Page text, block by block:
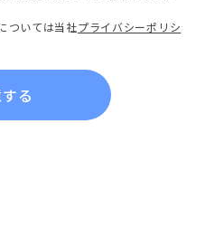
ついては当社プライバシーポリシ
る